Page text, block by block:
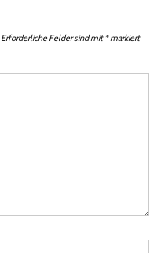
Erforderliche Felder sind mit *markiert